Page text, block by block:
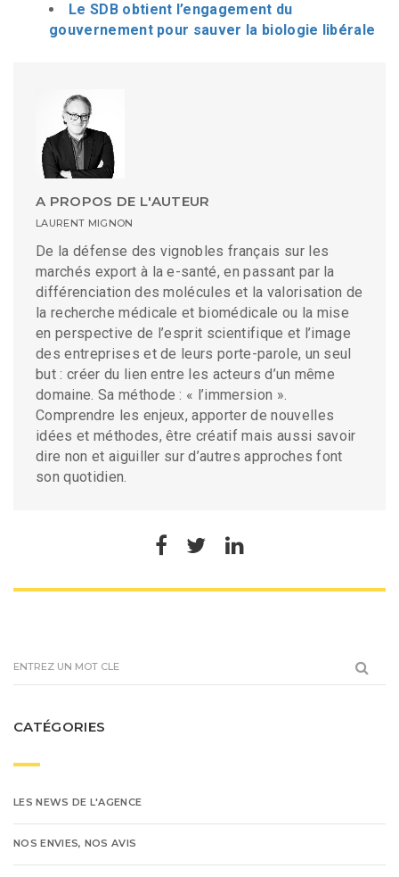
Le SDB obtient l’engagement du
gouvernement pour sauver la biologie libérale
A PROPOS DE L'AUTEUR
LAURENT MIGNON
De la défense des vignobles français sur les
marchés export à la e-santé, en passant par la
différenciation des molécules et la valorisation de
la recherche médicale et biomédicale ou la mise
en perspective de l’esprit scientifique et l’image
des entreprises et de leurs porte-parole, un seul
but : créer du lien entre les acteurs d’un même
domaine. Sa méthode : « l’immersion ».
Comprendre les enjeux, apporter de nouvelles
idées et méthodes, être créatif mais aussi savoir
dire non et aiguiller sur d’autres approches font
son quotidien.
CATÉGORIES
LES NEWS DE L'AGENCE
NOS ENVIES, NOS AVIS